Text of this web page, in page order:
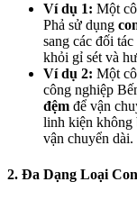
Ví dụ 1: Một
Phả sử dụng
sang các đối
khỏi gỉ sét và
Ví dụ 2: Một
công nghiệp
đệm để vận
linh kiện không
vận chuyển dài.
2. Đa Dạng Loại